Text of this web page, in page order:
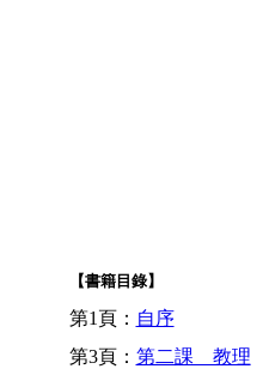
【書籍目錄】
第1頁： 自序
第3頁： 第二課 教理